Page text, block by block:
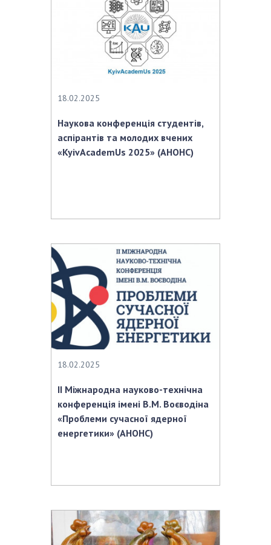
18.02.2025
Наукова конференція студентів,
аспірантів та молодих вчених
«KyivAcademUs 2025» (АНОНС)
18.02.2025
II Міжнародна науково-технічна
конференція імені В.М. Воєводіна
«Проблеми сучасної ядерної
енергетики» (АНОНС)